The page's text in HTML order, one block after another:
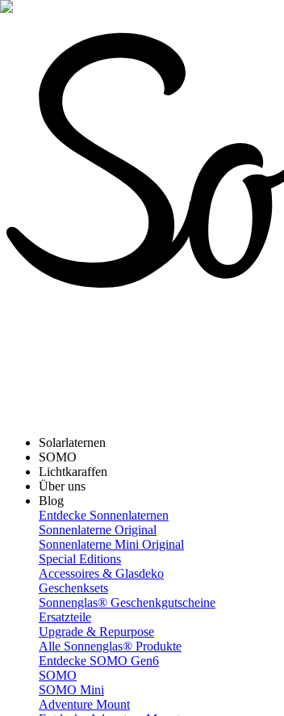
Solarlaternen
SOMO
Lichtkaraffen
Über uns
Blog
Entdecke Sonnenlaternen
Sonnenlaterne Original
Sonnenlaterne Mini Original
Special Editions
Accessoires & Glasdeko
Geschenksets
Sonnenglas® Geschenkgutscheine
Ersatzteile
Upgrade & Repurpose
Alle Sonnenglas® Produkte
Entdecke SOMO Gen6
SOMO
SOMO Mini
Adventure Mount